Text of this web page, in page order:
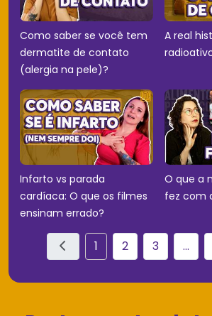
Como saber se você tem
dermatite de contato
(alergia na pele)?
A real
Infarto vs parada
cardíaca: O que os filmes
ensinam errado?
O que a
fez com
1 2 3 ...